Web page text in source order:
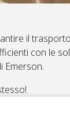
il
con le
Emerson.